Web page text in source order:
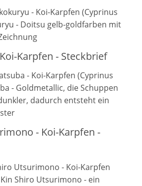
- Koi-Karpfen (Cyprinus
- Doitsu gelb-goldfarben mit
Karpfen - Steckbrief
- Koi-Karpfen (Cyprinus
- Goldmetallic, die Schuppen
dadurch entsteht ein
- Koi-Karpfen -
Utsurimono - Koi-Karpfen
Shiro Utsurimono - ein